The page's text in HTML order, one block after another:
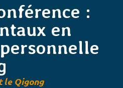
:
en
le Qigong